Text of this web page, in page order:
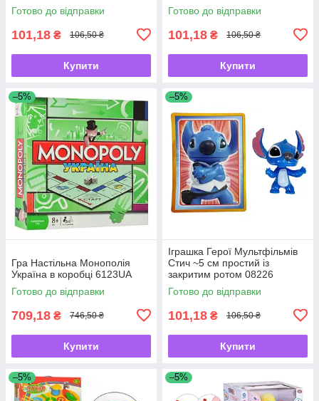
Готово до відправки
101,18 ₴ 106,50 ₴
Купити
Готово до відправки
101,18 ₴ 106,50 ₴
Купити
–5%
Гра Настільна Монополія
Україна в коробці 6123UA
Готово до відправки
709,18 ₴ 746,50 ₴
Купити
–5%
Іграшка Герої Мультфільмів
Стич ~5 см простий із
закритим ротом 08226
Готово до відправки
101,18 ₴ 106,50 ₴
Купити
–5% –5%